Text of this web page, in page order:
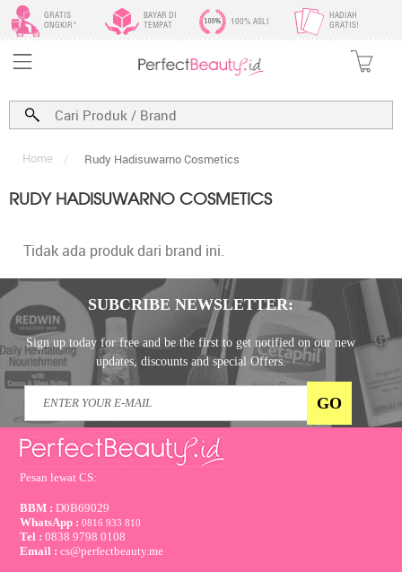
GRATIS
ONGKIR*
BAYAR DI
TEMPAT
100% ASLI
HADIAH
GRATIS!
Home / Rudy Hadisuwarno Cosmetics
RUDY HADISUWARNO COSMETICS
Tidak ada produk dari brand ini.
SUBCRIBE NEWSLETTER:
Sign up today for free and be the first to get notified on our new
updates, discounts and special Offers.
Pesan lewat CS:
BBM : D0B69029
WhatsApp :0816 933 810
Tel :0838 9798 0108
Email :cs@perfectbeauty.me